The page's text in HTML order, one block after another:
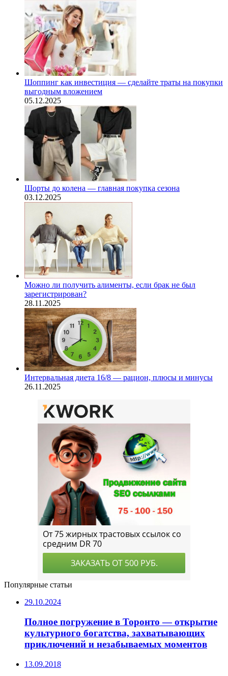
Шоппинг как инвестиция — сделайте траты на покупки
выгодным вложением
05.12.2025
Шорты до колена — главная покупка сезона
03.12.2025
Можно ли получить алименты, если брак не был
зарегистрирован?
28.11.2025
Интервальная диета 16/8 — рацион, плюсы и минусы
26.11.2025
Популярные статьи
29.10.2024
Полное погружение в Торонто — открытие
культурного богатства, захватывающих
приключений и незабываемых моментов
13.09.2018